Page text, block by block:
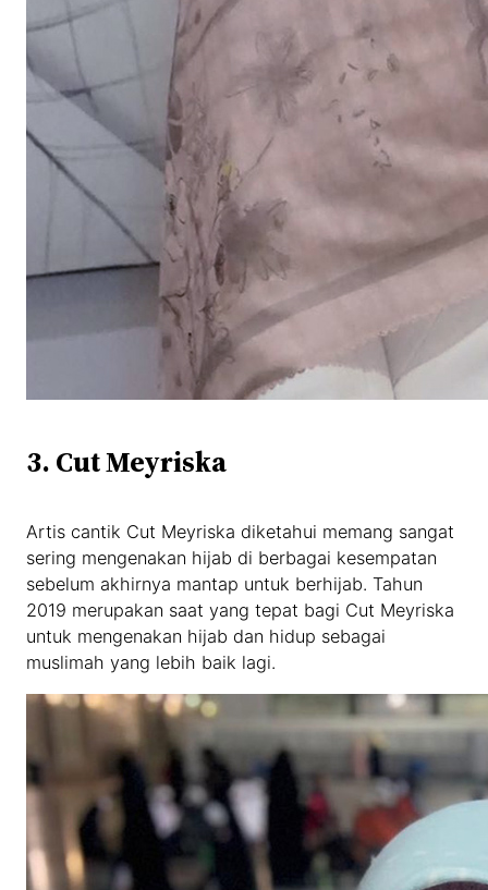
3. Cut Meyriska
Artis cantik Cut Meyriska diketahui memang sangat
sering mengenakan hijab di berbagai kesempatan
sebelum akhirnya mantap untuk berhijab. Tahun
2019 merupakan saat yang tepat bagi Cut Meyriska
untuk mengenakan hijab dan hidup sebagai
muslimah yang lebih baik lagi.